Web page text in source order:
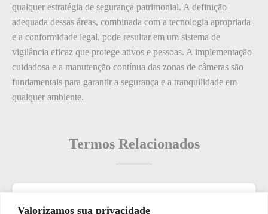
Valorizamos sua privacidade
qualquer estratégia de segurança patrimonial. A definição
adequada dessas áreas, combinada com a tecnologia apropriada
e a conformidade legal, pode resultar em um sistema de
vigilância eficaz que protege ativos e pessoas. A implementação
cuidadosa e a manutenção contínua das zonas de câmeras são
fundamentais para garantir a segurança e a tranquilidade em
qualquer ambiente.
Termos Relacionados